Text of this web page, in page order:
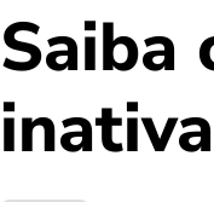
Saiba